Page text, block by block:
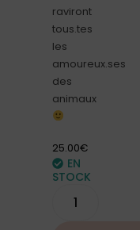
raviront
tous.tes
les
amoureux.ses
des
animaux
25.00€
EN
STOCK